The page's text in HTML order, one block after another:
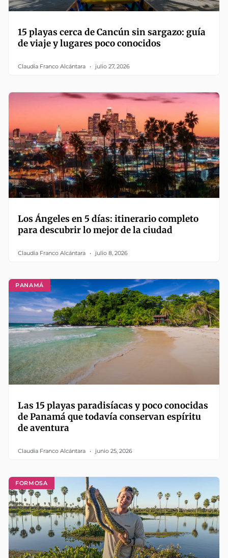
15 playas cerca de Cancún sin sargazo: guía
de viaje y lugares poco conocidos
Claudia Franco Alcántara julio 27, 2026
Los Ángeles en 5 días: itinerario completo
para descubrir lo mejor de la ciudad
Claudia Franco Alcántara julio 8, 2026
PANAMÁ
Las 15 playas paradisíacas y poco conocidas
de Panamá que todavía conservan espíritu
de aventura
Claudia Franco Alcántara junio 25, 2026
FORMOSA